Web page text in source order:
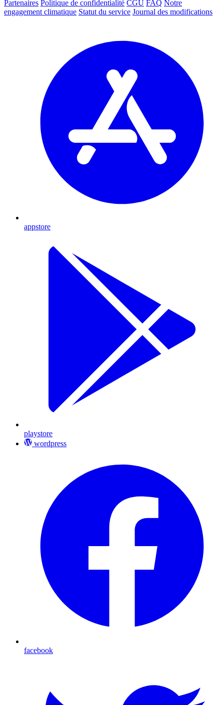
Partenaires Politique de confidentialité CGU FAQ Notre
engagement climatique Statut du service Journal des modifications
appstore
playstore
wordpress
facebook